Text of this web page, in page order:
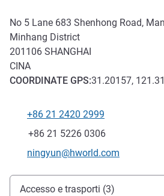
No 5 Lane 683 Shenhong Road,
Minhang District
201106 SHANGHAI
CINA
COORDINATE GPS:31.20157,
Telefono
+86 21 2420 2999
Fax
+86 21 5226 0306
E-mail di contatto
ningyun@hworld.com
Accesso e trasporti
Accesso e trasporti (3)